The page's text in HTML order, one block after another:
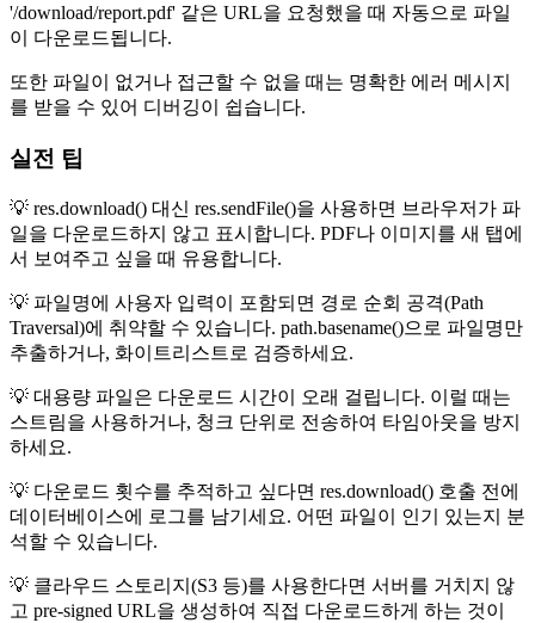
'/download/report.pdf' 같은 URL을 요청했을 때 자동으로 파일
이 다운로드됩니다.
또한 파일이 없거나 접근할 수 없을 때는 명확한 에러 메시지
를 받을 수 있어 디버깅이 쉽습니다.
실전 팁
💡 res.download() 대신 res.sendFile()을 사용하면 브라우저가 파
일을 다운로드하지 않고 표시합니다. PDF나 이미지를 새 탭에
서 보여주고 싶을 때 유용합니다.
💡 파일명에 사용자 입력이 포함되면 경로 순회 공격(Path
Traversal)에 취약할 수 있습니다. path.basename()으로 파일명만
추출하거나, 화이트리스트로 검증하세요.
💡 대용량 파일은 다운로드 시간이 오래 걸립니다. 이럴 때는
스트림을 사용하거나, 청크 단위로 전송하여 타임아웃을 방지
하세요.
💡 다운로드 횟수를 추적하고 싶다면 res.download() 호출 전에
데이터베이스에 로그를 남기세요. 어떤 파일이 인기 있는지 분
석할 수 있습니다.
💡 클라우드 스토리지(S3 등)를 사용한다면 서버를 거치지 않
고 pre-signed URL을 생성하여 직접 다운로드하게 하는 것이